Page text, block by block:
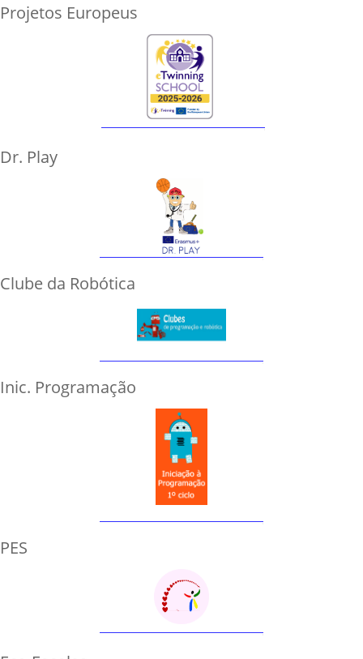
Projetos Europeus
Dr. Play
Clube da Robótica
Inic. Programação
PES